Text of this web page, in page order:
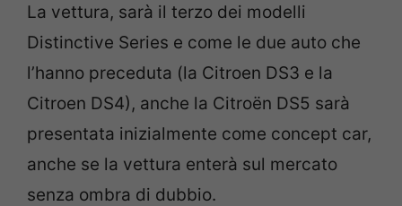
La vettura, sarà il terzo dei modelli
Distinctive Series e come le due auto che
l’hanno preceduta (la Citroen DS3 e la
Citroen DS4), anche la Citroën DS5 sarà
presentata inizialmente come concept car,
anche se la vettura enterà sul mercato
senza ombra di dubbio.